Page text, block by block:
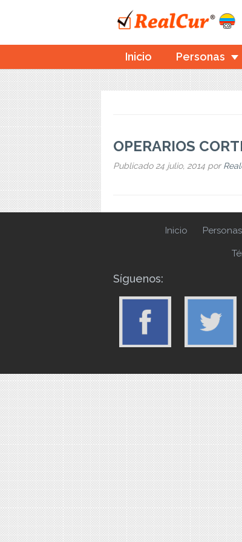
Inicio Personas
OPERARIOS
Publicado 24 julio, 2014 por
Inicio Personas
Síguenos: